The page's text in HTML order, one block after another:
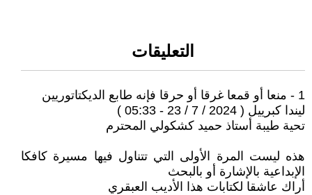
التعليقات
1 - منعا أو قمعا غرقا أو حرقا فإنه طابع الديكتاتوريين
ليندا كبرييل ( 2024 / 7 / 23 - 05:33 )
تحية طيبة أستاذ حميد كشكولي المحترم
هذه ليست المرة الأولى التي تتناول فيها مسيرة كافكا
الإبداعية بالإشارة أو بالبحث
أراك عاشقا لكتابات هذا الأديب العبقري